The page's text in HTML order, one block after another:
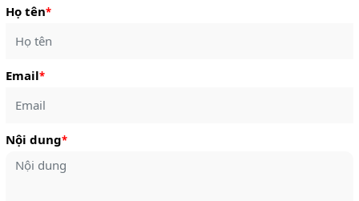
Họ tên*
Email*
Nội dung*